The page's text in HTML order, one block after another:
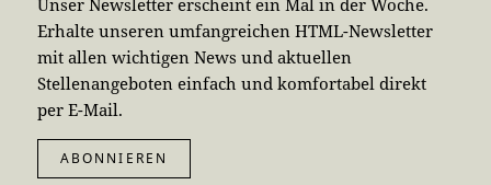
Erhalte unseren umfangreichen HTML-Newsletter
mit allen wichtigen News und aktuellen
Stellenangeboten einfach und komfortabel direkt
per E-Mail.
ABONNIEREN